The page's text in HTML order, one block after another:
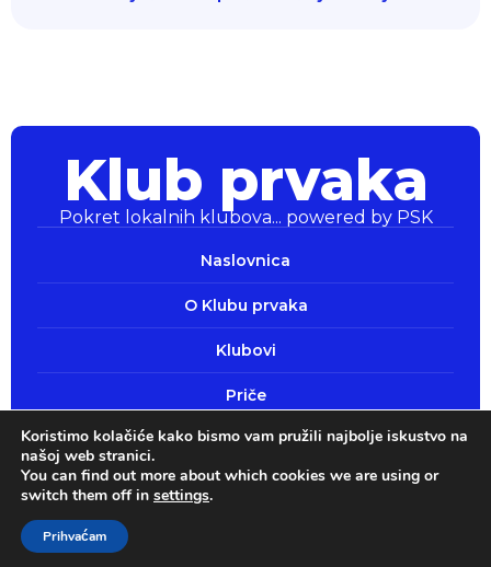
Klub prvaka
Pokret lokalnih klubova... powered by PSK
Naslovnica
O Klubu prvaka
Klubovi
Priče
Pokaži srce
Sva prava pridržana 2026.
Koristimo kolačiće kako bismo vam pružili najbolje iskustvo na
našoj web stranici.
You can find out more about which cookies we are using or
switch them off in settings.
Prihvaćam